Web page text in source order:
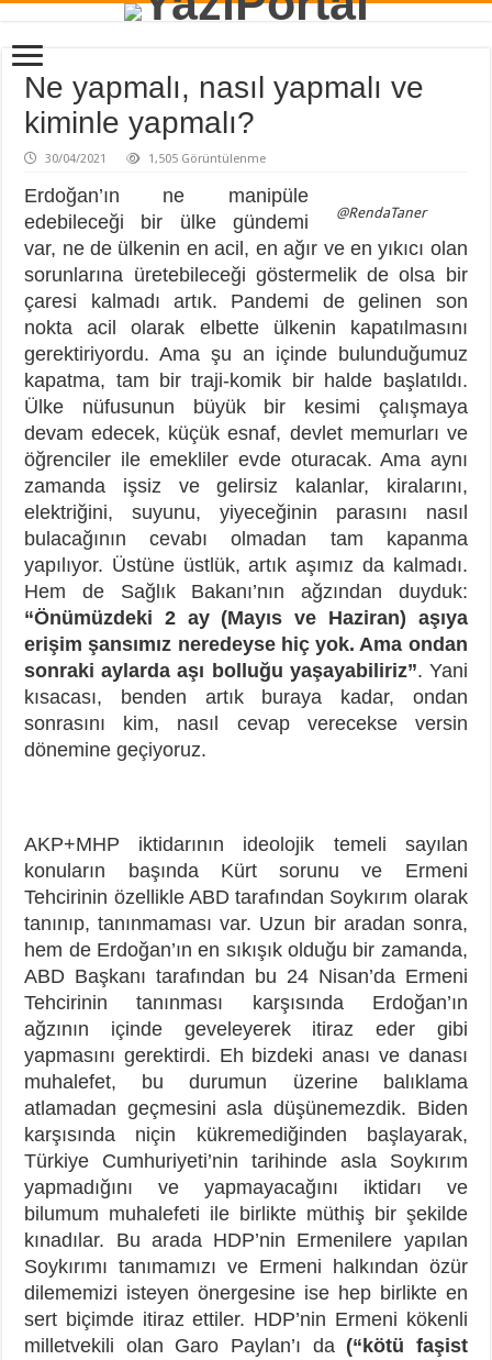
Ne yapmalı, nasıl yapmalı ve
kiminle yapmalı?
30/04/2021 1,505 Görüntülenme
@RendaTaner
Erdoğan’ın ne manipüle
edebileceği bir ülke gündemi
var, ne de ülkenin en acil, en ağır ve en yıkıcı olan
sorunlarına üretebileceği göstermelik de olsa bir
çaresi kalmadı artık. Pandemi de gelinen son
nokta acil olarak elbette ülkenin kapatılmasını
gerektiriyordu. Ama şu an içinde bulunduğumuz
kapatma, tam bir traji-komik bir halde başlatıldı.
Ülke nüfusunun büyük bir kesimi çalışmaya
devam edecek, küçük esnaf, devlet memurları ve
öğrenciler ile emekliler evde oturacak. Ama aynı
zamanda işsiz ve gelirsiz kalanlar, kiralarını,
elektriğini, suyunu, yiyeceğinin parasını nasıl
bulacağının cevabı olmadan tam kapanma
yapılıyor. Üstüne üstlük, artık aşımız da kalmadı.
Hem de Sağlık Bakanı’nın ağzından duyduk:
“Önümüzdeki 2 ay (Mayıs ve Haziran) aşıya
erişim şansımız neredeyse hiç yok. Ama ondan
sonraki aylarda aşı bolluğu yaşayabiliriz”. Yani
kısacası, benden artık buraya kadar, ondan
sonrasını kim, nasıl cevap verecekse versin
dönemine geçiyoruz.
AKP+MHP iktidarının ideolojik temeli sayılan
konuların başında Kürt sorunu ve Ermeni
Tehcirinin özellikle ABD tarafından Soykırım olarak
tanınıp, tanınmaması var. Uzun bir aradan sonra,
hem de Erdoğan’ın en sıkışık olduğu bir zamanda,
ABD Başkanı tarafından bu 24 Nisan’da Ermeni
Tehcirinin tanınması karşısında Erdoğan’ın
ağzının içinde geveleyerek itiraz eder gibi
yapmasını gerektirdi. Eh bizdeki anası ve danası
muhalefet, bu durumun üzerine balıklama
atlamadan geçmesini asla düşünemezdik. Biden
karşısında niçin kükremediğinden başlayarak,
Türkiye Cumhuriyeti’nin tarihinde asla Soykırım
yapmadığını ve yapmayacağını iktidarı ve
bilumum muhalefeti ile birlikte müthiş bir şekilde
kınadılar. Bu arada HDP’nin Ermenilere yapılan
Soykırımı tanımamızı ve Ermeni halkından özür
dilememizi isteyen önergesine ise hep birlikte en
sert biçimde itiraz ettiler. HDP’nin Ermeni kökenli
milletvekili olan Garo Paylan’ı da (“kötü faşist